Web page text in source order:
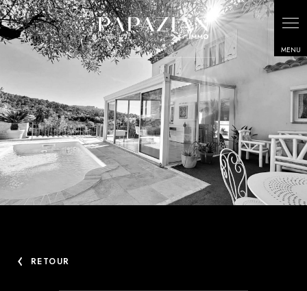
RETOUR
Panneau de gestion des cookies